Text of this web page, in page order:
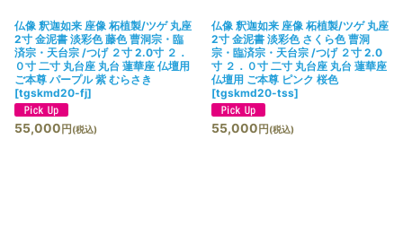
仏像 釈迦如来 座像 柘植製/ツゲ 丸座
2寸 金泥書 淡彩色 藤色 曹洞宗・臨
済宗・天台宗 /つげ ２寸 2.0寸 ２．
０寸 二寸 丸台座 丸台 蓮華座 仏壇用
ご本尊 パープル 紫 むらさき
[tgskmd20-fj]
55,000円(税込)
仏像 釈迦如来 座像 柘植製/ツゲ 丸座
2寸 金泥書 淡彩色 さくら色 曹洞
宗・臨済宗・天台宗 /つげ ２寸 2.0
寸 ２．０寸 二寸 丸台座 丸台 蓮華座
仏壇用 ご本尊 ピンク 桜色
[tgskmd20-tss]
55,000円(税込)